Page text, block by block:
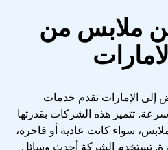
ملابس من
الإمارات تقدم خدمات
تتميز هذه الشركات بقدرتها
سواء كانت عادية أو فاخرة،
تستخدم الشركة أحدث وسائل